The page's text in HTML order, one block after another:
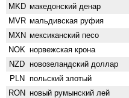
MKD македонский денар
MVR мальдивская руфия
MXN мексиканский песо
NOK норвежская крона
NZD ново­зеландский доллар
PLN польский злотый
RON новый румынский лей